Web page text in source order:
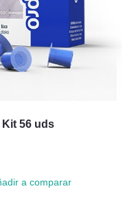
56 uds
a comparar